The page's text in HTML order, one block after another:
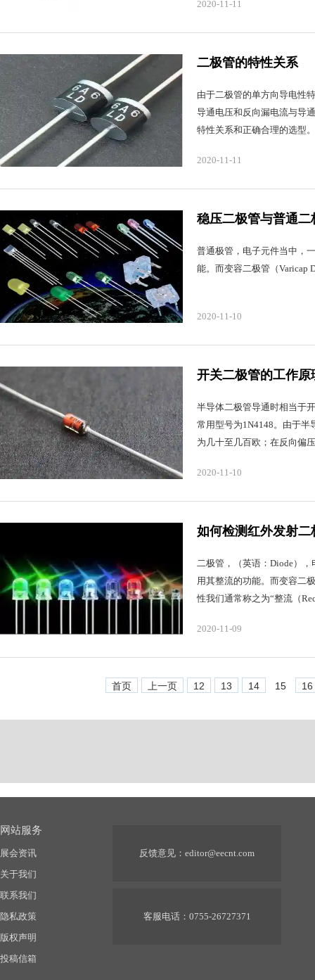
2020-11-11
二极管的特性关系
由于二极管的单方向导电性
导通电压和反向漏电流与导
特性关系和正确合理的选型。
2020-11-11
稳压二极管与普通二
普通极管，电子元件当中，
能。而变容二极管（Varicap
2020-11-10
开关二极管的工作
半导体二极管导通时相当于
常用型号为1N4148。由于半
为几十至几百欧；在反向偏
2020-11-10
如何检测红外发射
二极管，（英语：Diode）
用其整流的功能。而变容二
性我们通常称之为“整流（
2020-11-09
首页 上一页 12 13 14 15 16
网站服务
展会资讯
关于我们
联系我们
隐私政策
版权声明
投稿信箱
反馈意见： editor@eecnt.com
客服电话：0755-26727371